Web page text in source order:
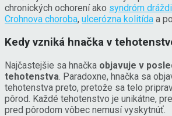
chronických ochorení ako syndróm
Crohnova choroba, ulcerózna kolitída a
Kedy vzniká hnačka v
Najčastejšie sa hnačka objavuje v
tehotenstva. Paradoxne, hnačka sa
tehotenstva preto, pretože sa telo
pôrod. Každé tehotenstvo je unikátne,
pred pôrodom vôbec nemusí vyskytnúť.